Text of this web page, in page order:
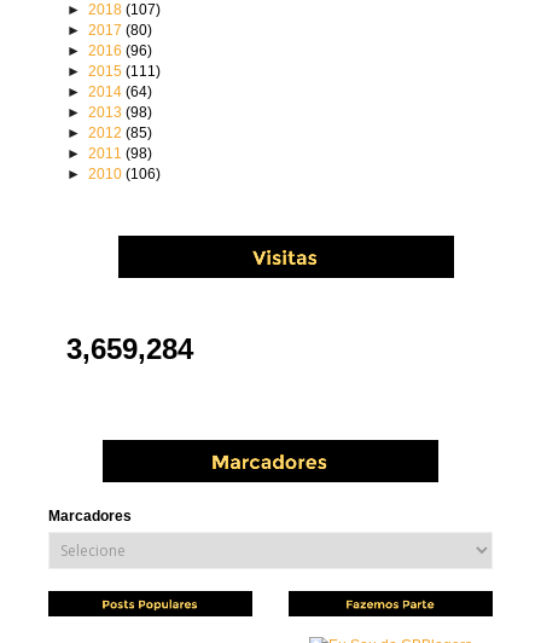
►2018(107)
►2017(80)
►2016(96)
►2015(111)
►2014(64)
►2013(98)
►2012(85)
►2011(98)
►2010(106)
3,659,284
Marcadores